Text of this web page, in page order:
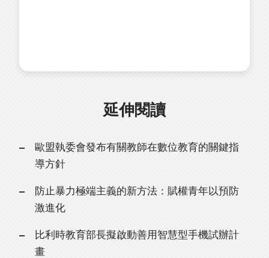
延伸閱讀
歐盟執委會發布有關教師在數位教育的關鍵指
導方針
防止暴力極端主義的新方法：賦權青年以預防
激進化
比利時教育部長擬啟動善用智慧型手機試辦計
畫